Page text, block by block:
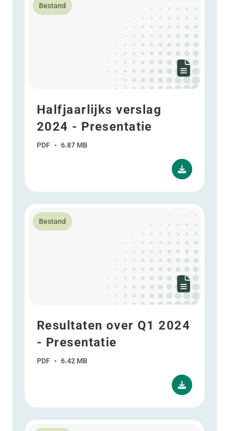
Bestand
Halfjaarlijks verslag
2024 - Presentatie
PDF • 6.87 MB
Bestand
Resultaten over Q1 2024
- Presentatie
PDF • 6.42 MB
Lees meer over Resultaten over Q1 2024 -
Lees meer over Jaarresultaten 2023 - Presentatie